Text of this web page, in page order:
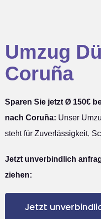
Umzug
Coruña
Sparen Sie jetzt Ø 150€
nach Coruña: Unser
steht für Zuverlässigkeit,
Jetzt unverbindlich
ziehen:
Jetzt